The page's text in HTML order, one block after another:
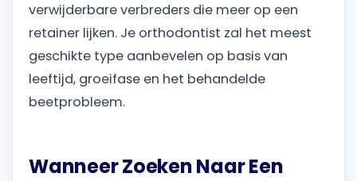
verwijderbare verbreders die meer op een
retainer lijken. Je orthodontist zal het meest
geschikte type aanbevelen op basis van
leeftijd, groeifase en het behandelde
beetprobleem.
Wanneer Zoeken Naar Een